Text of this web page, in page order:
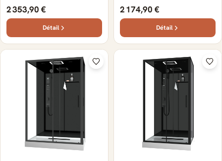
2 353,90 €
Détail
2 174,90 €
Détail